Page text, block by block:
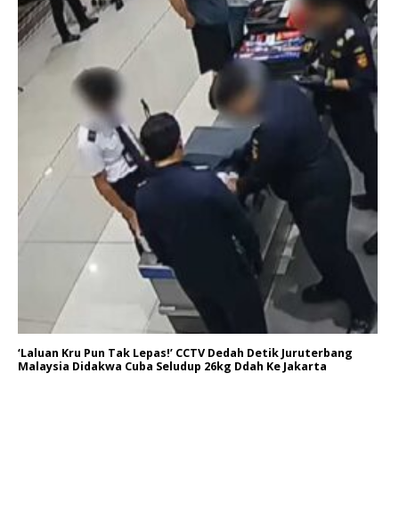
‘Laluan Kru Pun Tak Lepas!’ CCTV Dedah Detik Juruterbang
Malaysia Didakwa Cuba Seludup 26kg Ddah Ke Jakarta